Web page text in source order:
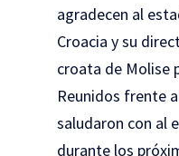
agradecen al
Croacia y su
croata de Molise
Reunidos frente
saludaron con al
durante los